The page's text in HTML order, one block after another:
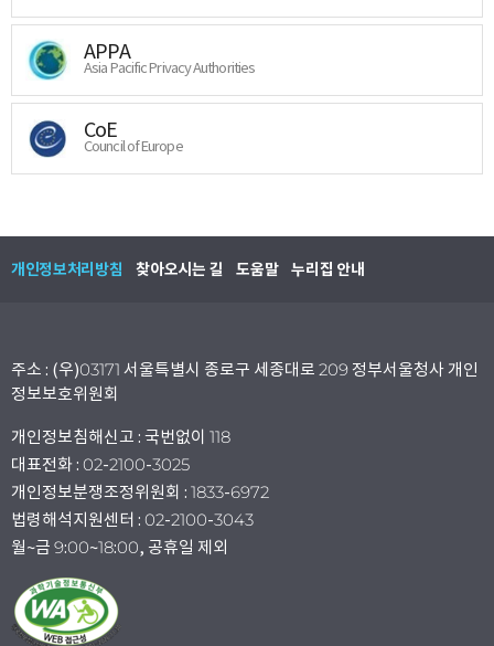
APPA
Asia Pacific Privacy Authorities
CoE
Council of Europe
개인정보처리방침 찾아오시는 길 도움말 누리집 안내
주소 : (우)03171 서울특별시 종로구 세종대로 209 정부서울청사 개인
정보보호위원회
개인정보침해신고 : 국번없이 118
대표전화 : 02-2100-3025
개인정보분쟁조정위원회 : 1833-6972
법령해석지원센터 : 02-2100-3043
월~금 9:00~18:00, 공휴일 제외